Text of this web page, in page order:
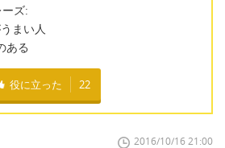
ズ:
まい人
ある
役に立った 22
2016/10/16 21:00